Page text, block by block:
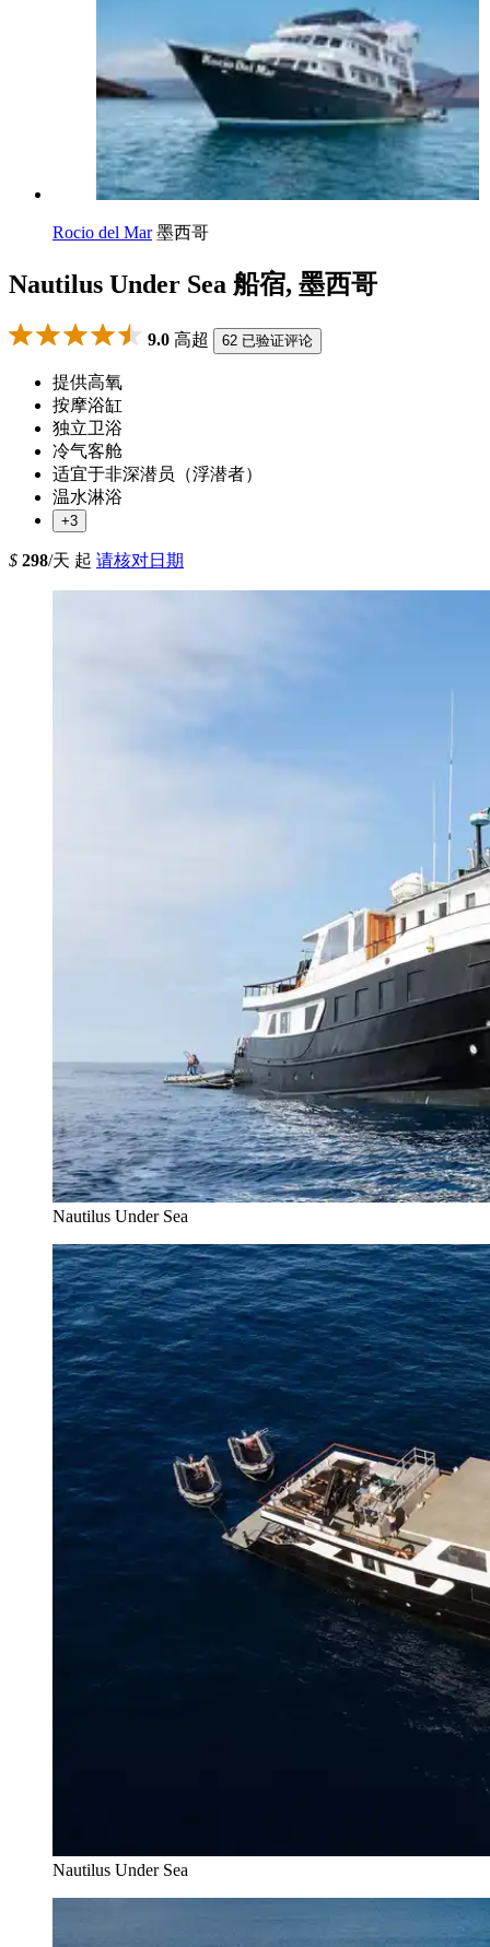
Rocio del Mar 墨西哥
Nautilus Under Sea 船宿, 墨西哥
9.0 高超 62 已验证评论
提供高氧
按摩浴缸
独立卫浴
冷气客舱
适宜于非深潜员（浮潜者）
温水淋浴
+3
$ 298/天 起 请核对日期
Nautilus Under Sea
Nautilus Under Sea